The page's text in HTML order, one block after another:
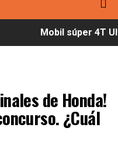
Mobil súper 4T
de Honda!
¿Cuál